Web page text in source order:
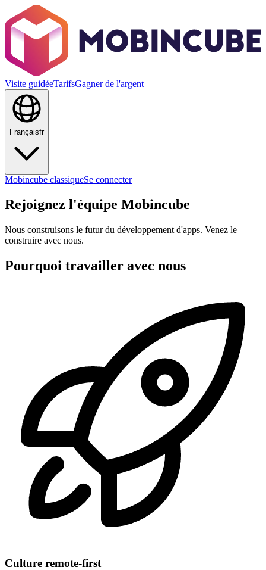
Visite guidéeTarifsGagner de l'argent
Françaisfr
Mobincube classiqueSe connecter
Rejoignez l'équipe Mobincube
Nous construisons le futur du développement d'apps. Venez le
construire avec nous.
Pourquoi travailler avec nous
Culture remote-first